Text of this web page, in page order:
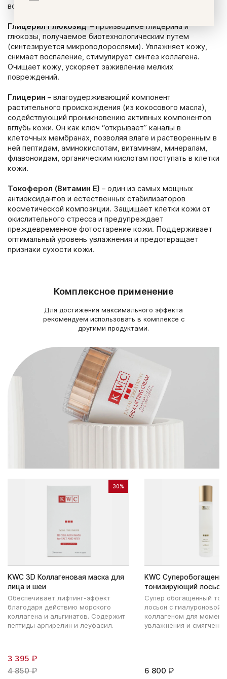
возрастной кожи, повышения ее плотности и гладкости.
Глицерил Глюкозид – производное глицерина и
глюкозы, получаемое биотехнологическим путем
(синтезируется микроводорослями). Увлажняет кожу,
снимает воспаление, стимулирует синтез коллагена.
Очищает кожу, ускоряет заживление мелких
повреждений.
Глицерин – влагоудерживающий компонент
растительного происхождения (из кокосового масла),
содействующий проникновению активных компонентов
вглубь кожи. Он как ключ “открывает” каналы в
клеточных мембранах, позволяя влаге и растворенным в
ней пептидам, аминокислотам, витаминам, минералам,
флавоноидам, органическим кислотам поступать в клетки
кожи.
Токоферол (Витамин Е) – один из самых мощных
антиоксидантов и естественных стабилизаторов
косметической композиции. Защищает клетки кожи от
окислительного стресса и предупреждает
преждевременное фотостарение кожи. Поддерживает
оптимальный уровень увлажнения и предотвращает
признаки сухости кожи.
Комплексное применение
Для достижения максимального эффекта
рекомендуем использовать в комплексе с
другими продуктами.
30%
KWC 3D Коллагеновая маска для
лица и шеи
Обеспечивает лифтинг-эффект
благодаря действию морского
коллагена и альгинатов. Содержит
пептиды аргирелин и леуфасил.
3 395 ₽
4 850 ₽
KWC
тонизирующий лосьон
Супер обогащенный
лосьон с гиалуроновой
коллагеном для
увлажнения и
6 800 ₽